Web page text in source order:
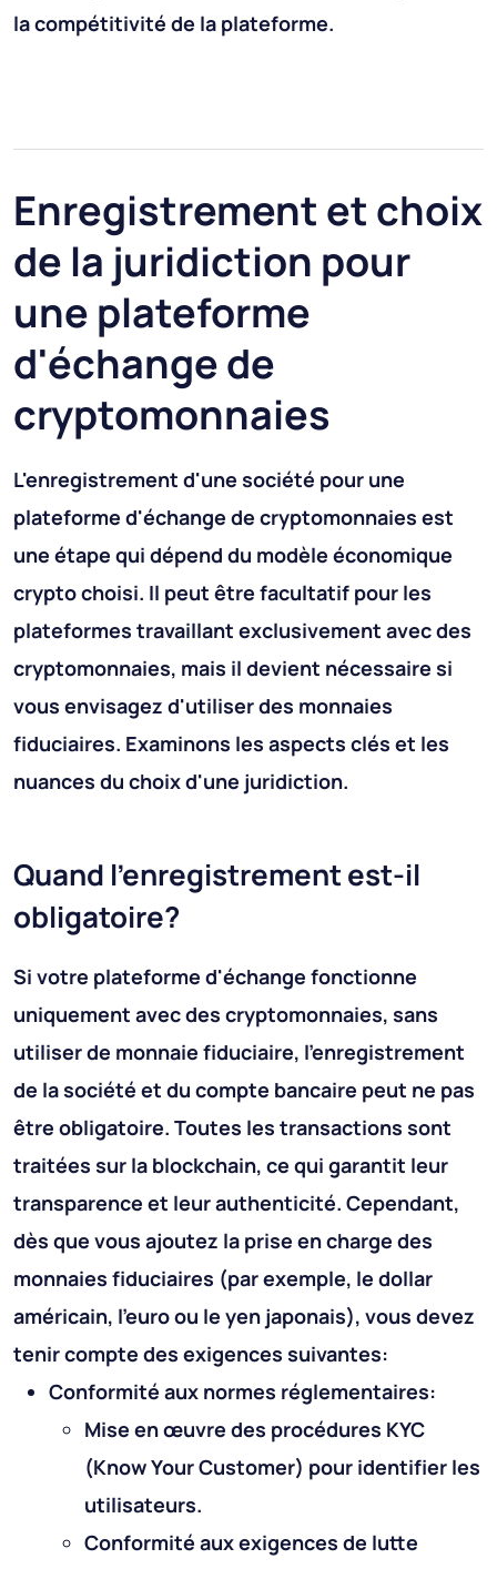
la compétitivité de la plateforme.
Enregistrement et choix
de la juridiction pour
une plateforme
d'échange de
cryptomonnaies
L'enregistrement d'une société pour une
plateforme d'échange de cryptomonnaies est
une étape qui dépend du modèle économique
crypto choisi. Il peut être facultatif pour les
plateformes travaillant exclusivement avec des
cryptomonnaies, mais il devient nécessaire si
vous envisagez d'utiliser des monnaies
fiduciaires. Examinons les aspects clés et les
nuances du choix d'une juridiction.
Quand l'enregistrement est-il
obligatoire?
Si votre plateforme d'échange fonctionne
uniquement avec des cryptomonnaies, sans
utiliser de monnaie fiduciaire, l'enregistrement
de la société et du compte bancaire peut ne pas
être obligatoire. Toutes les transactions sont
traitées sur la blockchain, ce qui garantit leur
transparence et leur authenticité. Cependant,
dès que vous ajoutez la prise en charge des
monnaies fiduciaires (par exemple, le dollar
américain, l'euro ou le yen japonais), vous devez
tenir compte des exigences suivantes:
Conformité aux normes réglementaires:
Mise en œuvre des procédures KYC
(Know Your Customer) pour identifier les
utilisateurs.
Conformité aux exigences de lutte